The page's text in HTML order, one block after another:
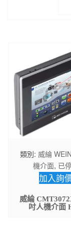
類別: 威綸
機介面, 已
加入詢
威綸
吋人機介面